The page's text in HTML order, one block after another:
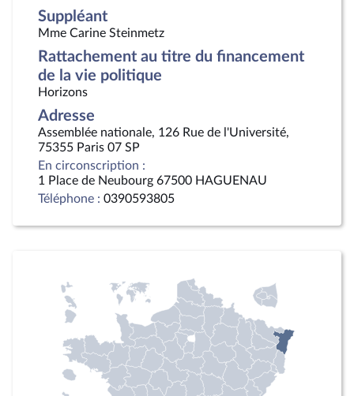
Suppléant
Mme Carine Steinmetz
Rattachement au titre du financement
de la vie politique
Horizons
Adresse
Assemblée nationale, 126 Rue de l'Université,
75355 Paris 07 SP
En circonscription :
1 Place de Neubourg 67500 HAGUENAU
Téléphone : 0390593805